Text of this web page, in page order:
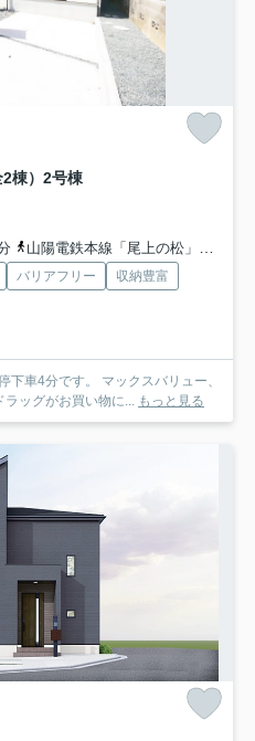
棟）2号棟
山陽電鉄本線「尾上の松」駅 徒歩36分
バリアフリー
収納豊富
車4分です。 マックスバリュー、
ラッグがお買い物に... もっと見る